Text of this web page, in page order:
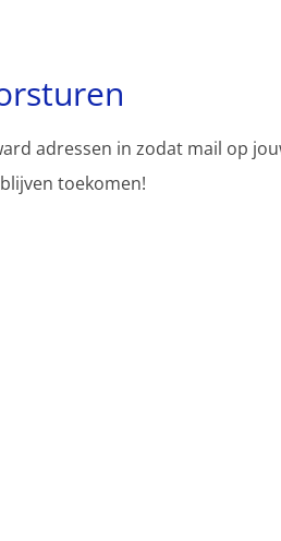
adressen in zodat mail op
toekomen!